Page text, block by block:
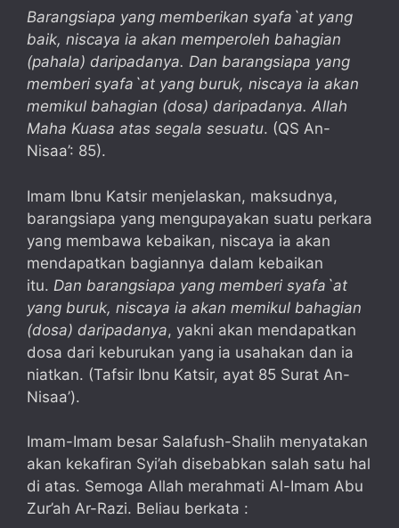
Barangsiapa yang memberikan syafa`at yang
baik, niscaya ia akan memperoleh bahagian
(pahala) daripadanya. Dan barangsiapa yang
memberi syafa`at yang buruk, niscaya ia akan
memikul bahagian (dosa) daripadanya. Allah
Maha Kuasa atas segala sesuatu. (QS An-
Nisaa’: 85).
Imam Ibnu Katsir menjelaskan, maksudnya,
barangsiapa yang mengupayakan suatu perkara
yang membawa kebaikan, niscaya ia akan
mendapatkan bagiannya dalam kebaikan
itu. Dan barangsiapa yang memberi syafa`at
yang buruk, niscaya ia akan memikul bahagian
(dosa) daripadanya, yakni akan mendapatkan
dosa dari keburukan yang ia usahakan dan ia
niatkan. (Tafsir Ibnu Katsir, ayat 85 Surat An-
Nisaa’).
Imam-Imam besar Salafush-Shalih menyatakan
akan kekafiran Syi’ah disebabkan salah satu hal
di atas. Semoga Allah merahmati Al-Imam Abu
Zur’ah Ar-Razi. Beliau berkata :